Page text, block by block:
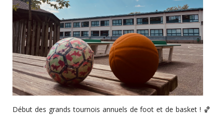
Début des grands tournois annuels de foot et de basket ! 🏀